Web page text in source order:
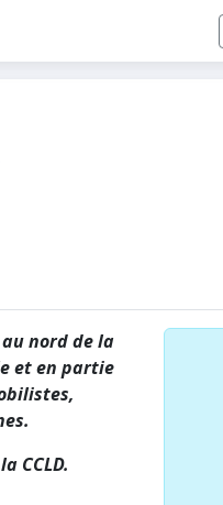
nord de la
et en partie
CCLD.